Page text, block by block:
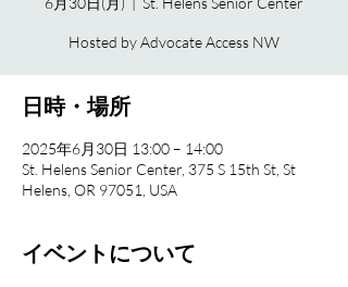
Hosted by Advocate Access NW
日時・場所
2025年6月30日 13:00 – 14:00
St. Helens Senior Center, 375 S 15th St, St
Helens, OR 97051, USA
イベントについて